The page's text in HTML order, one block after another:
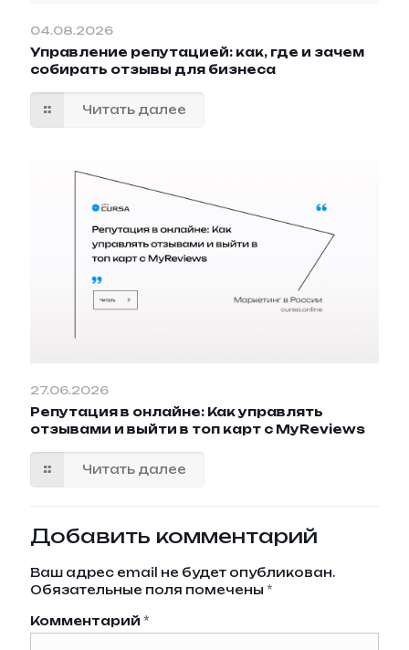
04.08.2026
Управление репутацией: как, где и зачем
собирать отзывы для бизнеса
Читать далее
27.06.2026
Репутация в онлайне: Как управлять
отзывами и выйти в топ карт с MyReviews
Читать далее
Добавить комментарий
Ваш адрес email не будет опубликован.
Обязательные поля помечены *
Комментарий *